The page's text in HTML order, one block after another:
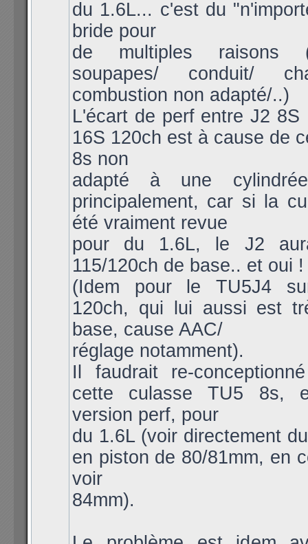
du 1.6L... c'est du
bride pour
de multiples raisons
soupapes/ conduit/
combustion non adapté/..)
L'écart de perf entre J2 8S
16S 120ch est à cause de
8s non
adapté à une
principalement, car si la
été vraiment revue
pour du 1.6L, le J2
115/120ch de base.. et oui !
(Idem pour le TU5J4
120ch, qui lui aussi est
base, cause AAC/
réglage notamment).
Il faudrait re-
cette culasse TU5 8s,
version perf, pour
du 1.6L (voir directement
en piston de 80/81mm, en
voir
84mm).